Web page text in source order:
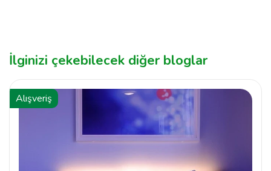
İlginizi çekebilecek diğer bloglar
Alışveriş